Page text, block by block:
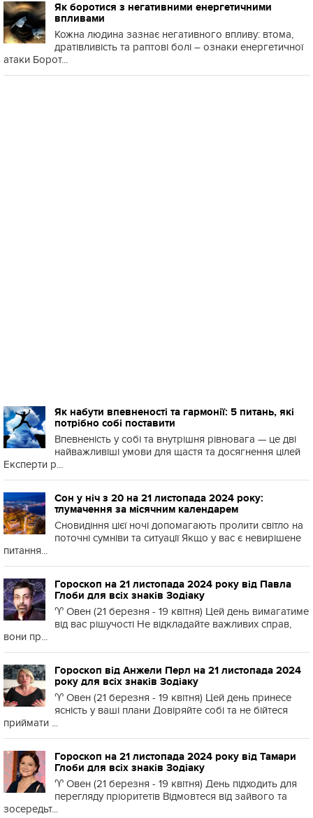
Як боротися з негативними енергетичними
впливами
Кожна людина зазнає негативного впливу: втома,
дратівливість та раптові болі – ознаки енергетичної
атаки Борот...
Як набути впевненості та гармонії: 5 питань, які
потрібно собі поставити
Впевненість у собі та внутрішня рівновага — це дві
найважливіші умови для щастя та досягнення цілей
Експерти р...
Сон у ніч з 20 на 21 листопада 2024 року:
тлумачення за місячним календарем
Сновидіння цієї ночі допомагають пролити світло на
поточні сумніви та ситуації Якщо у вас є невирішене
питання...
Гороскоп на 21 листопада 2024 року від Павла
Глоби для всіх знаків Зодіаку
♈️ Овен (21 березня - 19 квітня) Цей день вимагатиме
від вас рішучості Не відкладайте важливих справ,
вони пр...
Гороскоп від Анжели Перл на 21 листопада 2024
року для всіх знаків Зодіаку
♈️ Овен (21 березня - 19 квітня) Цей день принесе
ясність у ваші плани Довіряйте собі та не бійтеся
приймати ...
Гороскоп на 21 листопада 2024 року від Тамари
Глоби для всіх знаків Зодіаку
♈️ Овен (21 березня - 19 квітня) День підходить для
перегляду пріоритетів Відмовтеся від зайвого та
зосередьт...